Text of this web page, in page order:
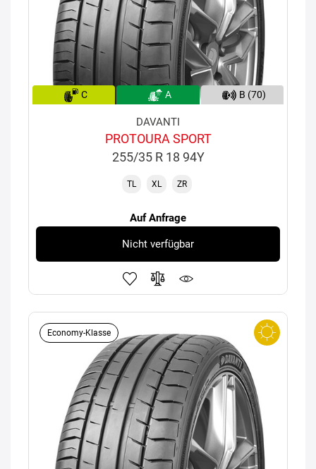
C A B (70)
DAVANTI
PROTOURA SPORT
255/35 R 18 94Y
TL XL ZR
Auf Anfrage
Nicht verfügbar
Economy-Klasse